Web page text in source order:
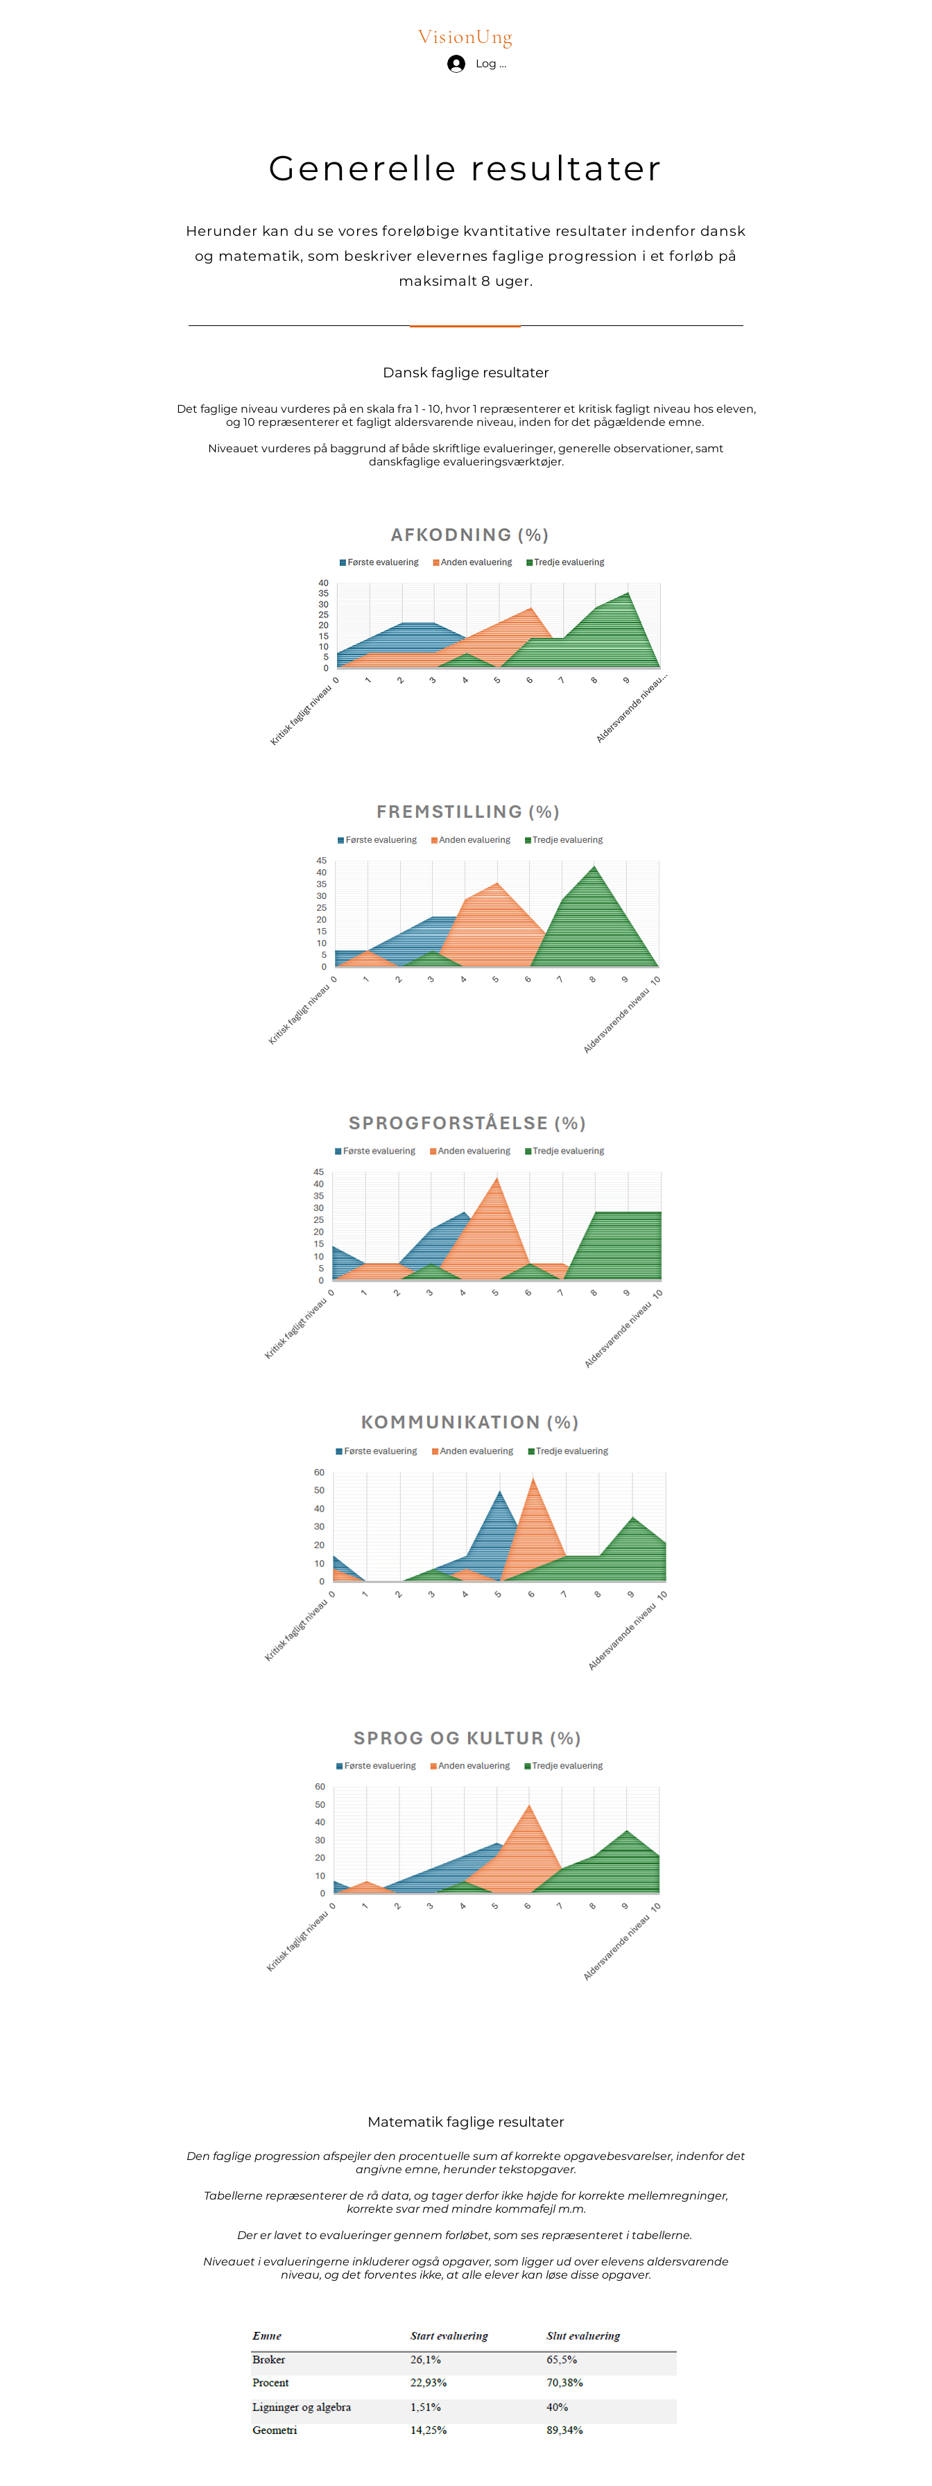
VisionUng
Log ind
Generelle resultater
Herunder kan du se vores foreløbige kvantitative resultater indenfor dansk
og matematik, som beskriver elevernes faglige progression i et forløb på
maksimalt 8 uger.
Dansk faglige resultater
Det faglige niveau vurderes på en skala fra 1 - 10, hvor 1 repræsenterer et kritisk fagligt niveau hos eleven,
og 10 repræsenterer et fagligt aldersvarende niveau, inden for det pågældende emne.
Niveauet vurderes på baggrund af både skriftlige evalueringer, generelle observationer, samt
danskfaglige evalueringsværktøjer.
Matematik faglige resultater
Den faglige progression afspejler den procentuelle sum af korrekte opgavebesvarelser, indenfor det
angivne emne, herunder tekstopgaver.
Tabellerne repræsenterer de rå data, og tager derfor ikke højde for korrekte mellemregninger,
korrekte svar med mindre kommafejl m.m.
Der er lavet to evalueringer gennem forløbet, som ses repræsenteret i tabellerne.
Niveauet i evalueringerne inkluderer også opgaver, som ligger ud over elevens aldersvarende
niveau, og det forventes ikke, at alle elever kan løse disse opgaver.